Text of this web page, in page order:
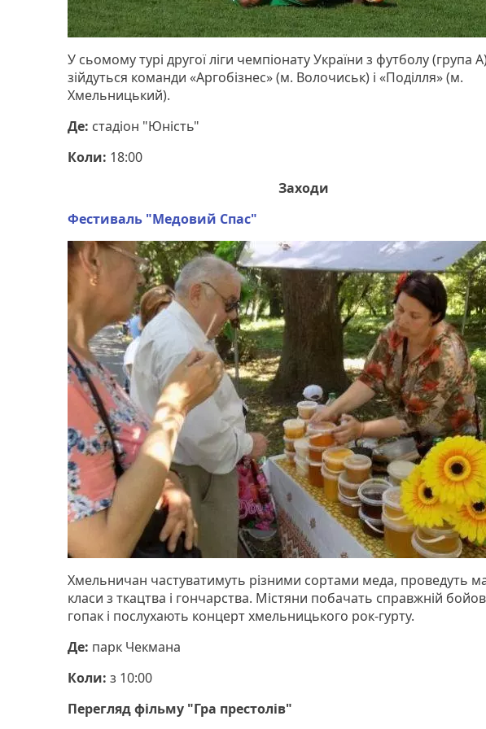
У сьомому турі другої ліги чемпіонату України з футболу (група
зійдуться команди «Аргобізнес» (м. Волочиськ) і «Поділля» (м.
Хмельницький).
Де: стадіон "Юність"
Коли: 18:00
Заходи
Фестиваль "Медовий Спас"
Хмельничан частуватимуть різними сортами меда, проведуть
класи з ткацтва і гончарства. Містяни побачать справжній
гопак і послухають концерт хмельницького рок-гурту.
Де: парк Чекмана
Коли: з 10:00
Перегляд фільму "Гра престолів"